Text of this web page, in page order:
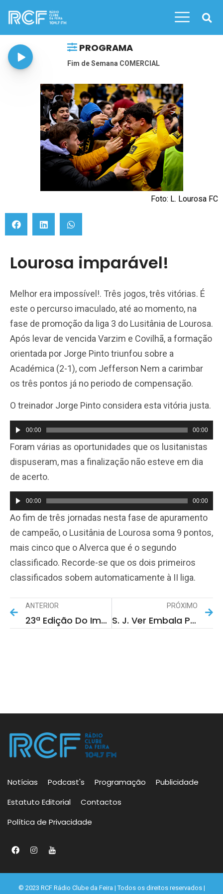
PROGRAMA
Fim de Semana COMERCIAL
Foto: L. Lourosa FC
Lourosa imparável!
Melhor era impossível!. Três jogos, três vitórias. É
este o percurso imaculado, até ao momento, na
fase de promoção da liga 3 do Lusitânia de Lourosa.
Após levar de vencida Varzim e Covilhã, a formação
orientada por Jorge Pinto triunfou sobre a
Académica (2-1), com Jefferson Nem a carimbar
os três pontos já no periodo de compensação.
O treinador Jorge Pinto considera esta vitória justa.
Reprodutor
de
áudio
00:00 00:00
Foram várias as oportunidades que os lusitanistas
dispuseram, mas a finalização não esteve em dia
de acerto.
Reprodutor
de
áudio
00:00 00:00
Ao fim de três jornadas nesta fase de apuramento
de campeão, o Lusitânia de Lourosa soma 9 pontos,
mais cinco que o Alverca que é o segundo
classificado. Recorde-se que os dois primeiros
classificados sobem automaticamente à II liga.
ANTERIOR
23ª Edição Do Imaginarius Com A “liberdade Que Sucede Ao Sonho”
PRÓXIMO
S. J. Ver Embala Para O Objectivo Da Época
Notícias Podcast's Programação
Publicidade
Estatuto Editorial
Contactos
Política de Privacidade
© 2023 RCF Rádio Clube da Feira | Todos os direitos reservados |